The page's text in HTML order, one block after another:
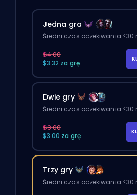
Jedna gra
Średni czas oczekiwania <30
$4.00
$3.32 za grę
Dwie gry
Średni czas oczekiwania <30
$8.00
$3.00 za grę
Trzy gry
Średni czas oczekiwania <30